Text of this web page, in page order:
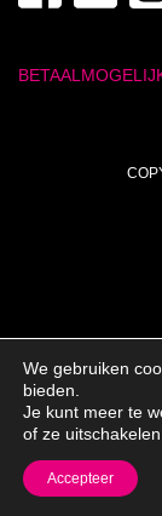
We gebruiken
bieden.
Je kunt meer te
of ze
Accepteer